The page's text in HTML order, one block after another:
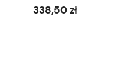
338,50 zł